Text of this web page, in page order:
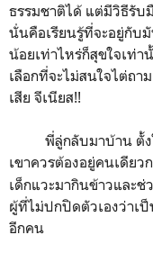
ธรรมชาติได้ แต่มีวิธีรั
นั่นคือเรียนรู้ที่จะอยู่กับ
น้อยเท่าไหร่ก็สุขใจเท่า
เลือกที่จะไม่สนใจไต่ถา
เสีย จีเนียส!!
พี่ลู่กลับมาบ้าน ตั้งใ
เขาควรต้องอยู่คนเดียว
เด็กแวะมากินข้าวและ
ผู้ที่ไม่ปกปิดตัวเองว่าเ
อีกคน